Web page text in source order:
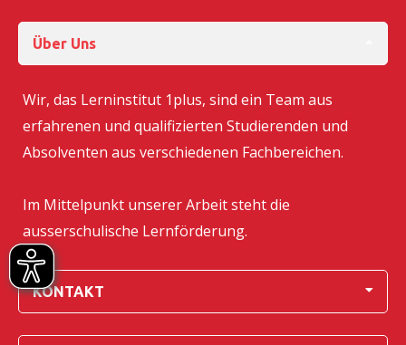
Über Uns
Wir, das Lerninstitut 1plus, sind ein Team aus
erfahrenen und qualifizierten Studierenden und
Absolventen aus verschiedenen Fachbereichen.
Im Mittelpunkt unserer Arbeit steht die
ausserschulische Lernförderung.
KONTAKT